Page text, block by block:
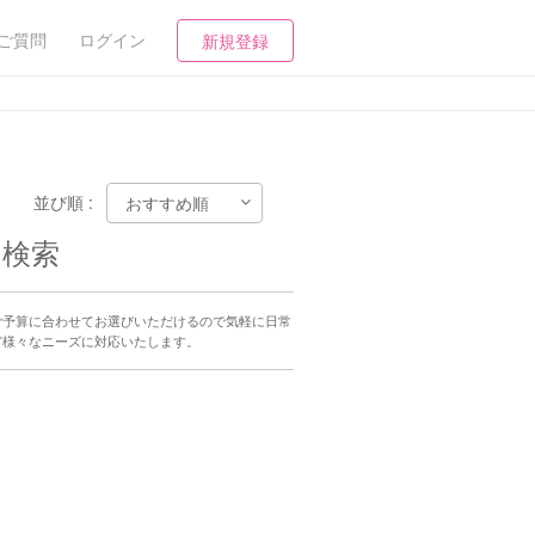
質問 ログイン 新規登録
並び順 :
索
算に合わせてお選びいただけるので気軽に日常
々なニーズに対応いたします。